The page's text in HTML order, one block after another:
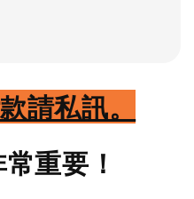
請私訊。
重要！